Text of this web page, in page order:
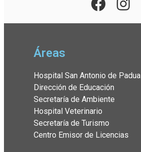
Áreas
Hospital San Antonio de Padua
Dirección de Educación
Secretaría de Ambiente
Hospital Veterinario
Secretaría de Turismo
Centro Emisor de Licencias